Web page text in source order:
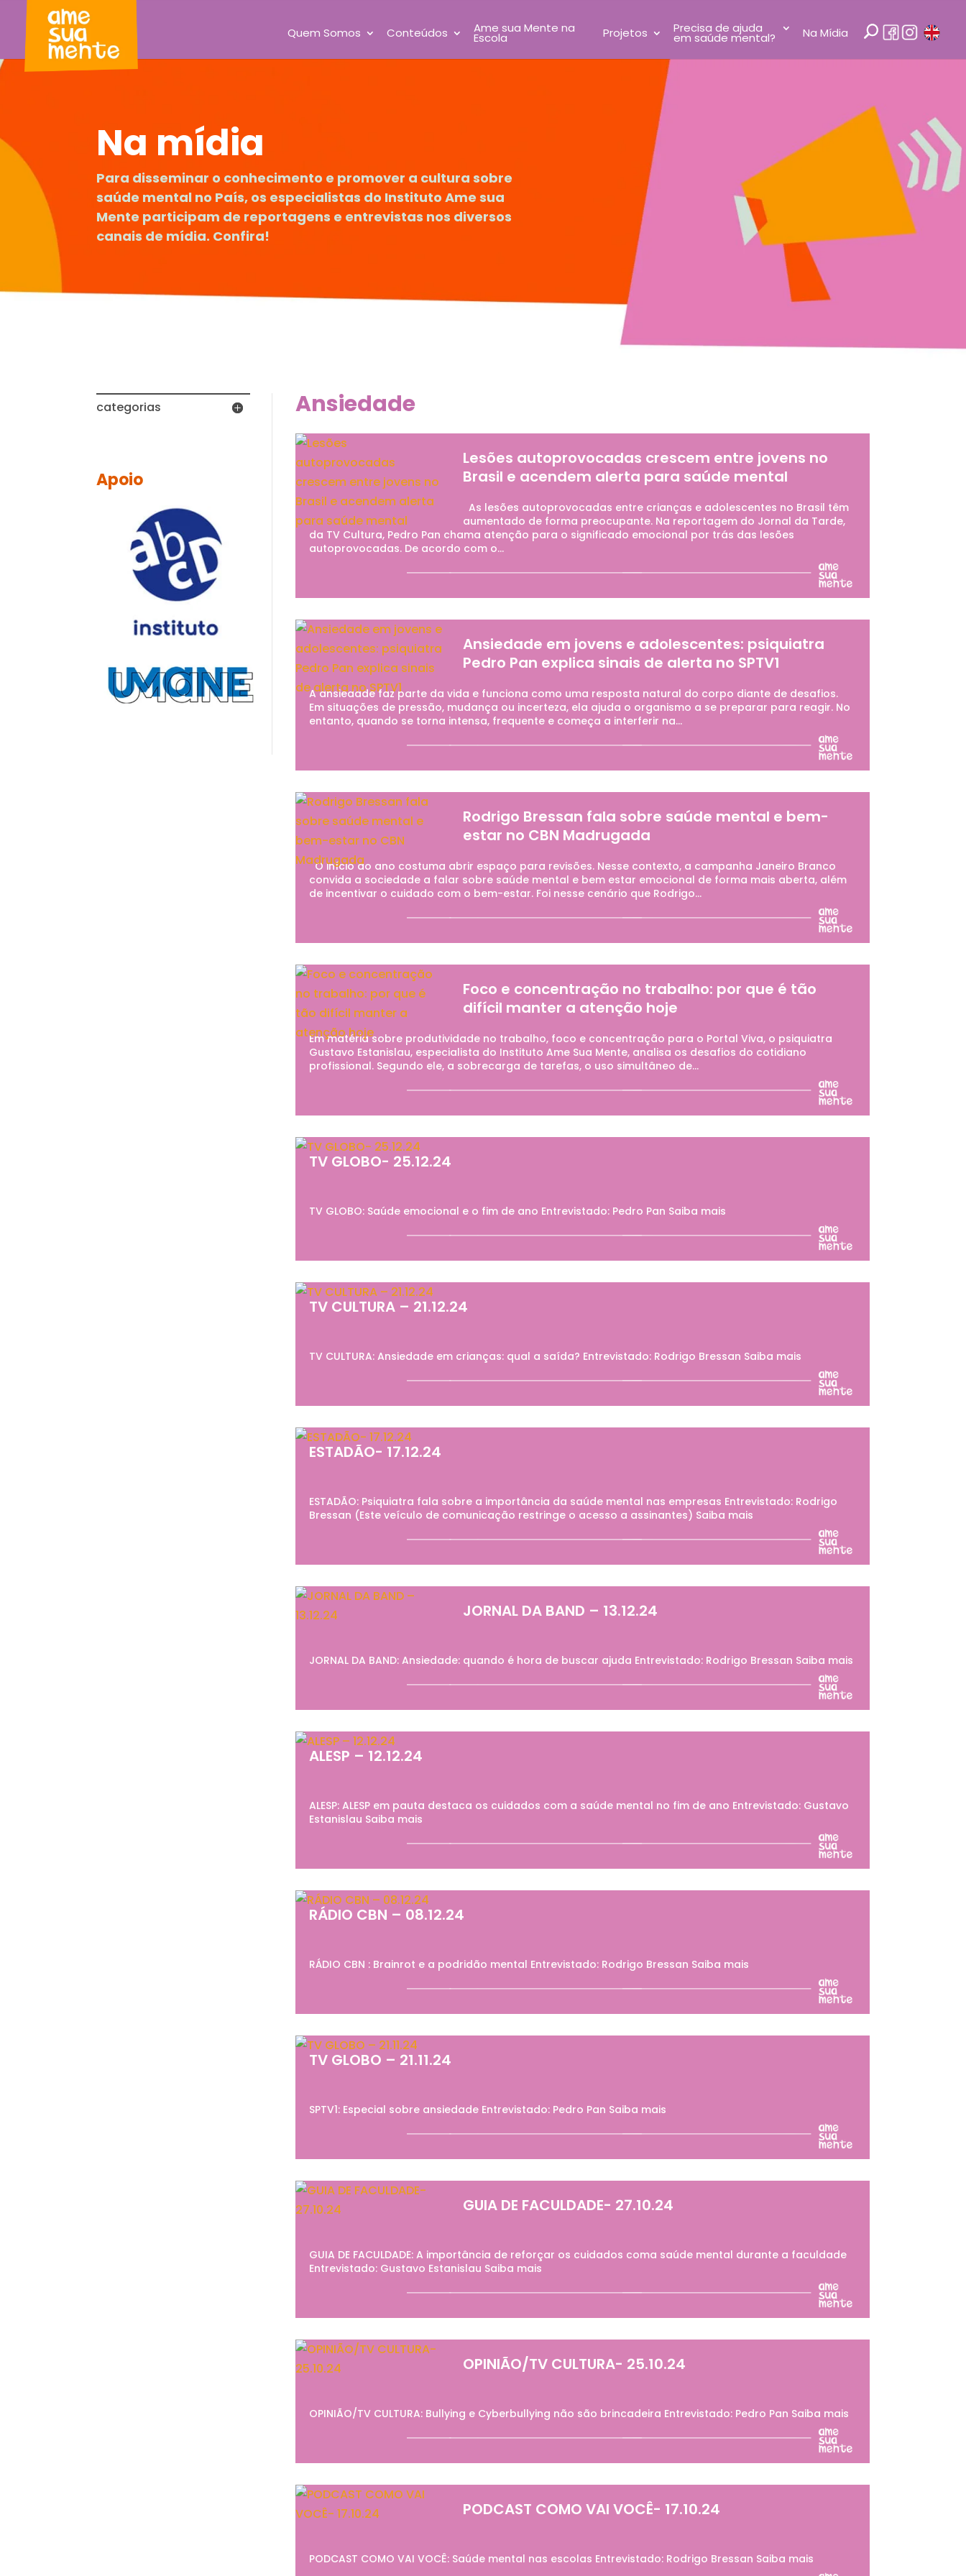
Quem Somos Conteúdos Ame sua Mente na
Escola Projetos Precisa de ajuda
em saúde mental? Na Mídia
Na mídia
Para disseminar o conhecimento e promover a cultura sobre
saúde mental no País, os especialistas do Instituto Ame sua
Mente participam de reportagens e entrevistas nos diversos
canais de mídia. Confira!
categorias
Apoio
Ansiedade
Lesões autoprovocadas crescem entre jovens no
Brasil e acendem alerta para saúde mental
As lesões autoprovocadas entre crianças e adolescentes no Brasil têm
aumentado de forma preocupante. Na reportagem do Jornal da Tarde,
da TV Cultura, Pedro Pan chama atenção para o significado emocional por trás das lesões
autoprovocadas. De acordo com o...
Ansiedade em jovens e adolescentes: psiquiatra
Pedro Pan explica sinais de alerta no SPTV1
A ansiedade faz parte da vida e funciona como uma resposta natural do corpo diante de desafios.
Em situações de pressão, mudança ou incerteza, ela ajuda o organismo a se preparar para reagir. No
entanto, quando se torna intensa, frequente e começa a interferir na...
Rodrigo Bressan fala sobre saúde mental e bem-
estar no CBN Madrugada
O início do ano costuma abrir espaço para revisões. Nesse contexto, a campanha Janeiro Branco
convida a sociedade a falar sobre saúde mental e bem estar emocional de forma mais aberta, além
de incentivar o cuidado com o bem-estar. Foi nesse cenário que Rodrigo...
Foco e concentração no trabalho: por que é tão
difícil manter a atenção hoje
Em matéria sobre produtividade no trabalho, foco e concentração para o Portal Viva, o psiquiatra
Gustavo Estanislau, especialista do Instituto Ame Sua Mente, analisa os desafios do cotidiano
profissional. Segundo ele, a sobrecarga de tarefas, o uso simultâneo de...
TV GLOBO- 25.12.24
TV GLOBO: Saúde emocional e o fim de ano Entrevistado: Pedro Pan Saiba mais
TV CULTURA – 21.12.24
TV CULTURA: Ansiedade em crianças: qual a saída? Entrevistado: Rodrigo Bressan Saiba mais
ESTADÃO- 17.12.24
ESTADÃO: Psiquiatra fala sobre a importância da saúde mental nas empresas Entrevistado: Rodrigo
Bressan (Este veículo de comunicação restringe o acesso a assinantes) Saiba mais
JORNAL DA BAND – 13.12.24
JORNAL DA BAND: Ansiedade: quando é hora de buscar ajuda Entrevistado: Rodrigo Bressan Saiba mais
ALESP – 12.12.24
ALESP: ALESP em pauta destaca os cuidados com a saúde mental no fim de ano Entrevistado: Gustavo
Estanislau Saiba mais
RÁDIO CBN – 08.12.24
RÁDIO CBN : Brainrot e a podridão mental Entrevistado: Rodrigo Bressan Saiba mais
TV GLOBO – 21.11.24
SPTV1: Especial sobre ansiedade Entrevistado: Pedro Pan Saiba mais
GUIA DE FACULDADE- 27.10.24
GUIA DE FACULDADE: A importância de reforçar os cuidados coma saúde mental durante a faculdade
Entrevistado: Gustavo Estanislau Saiba mais
OPINIÃO/TV CULTURA- 25.10.24
OPINIÃO/TV CULTURA: Bullying e Cyberbullying não são brincadeira Entrevistado: Pedro Pan Saiba mais
PODCAST COMO VAI VOCÊ- 17.10.24
PODCAST COMO VAI VOCÊ: Saúde mental nas escolas Entrevistado: Rodrigo Bressan Saiba mais